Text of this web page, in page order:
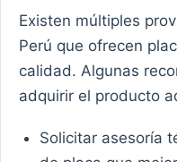
Existen múltiples
Perú que ofrecen
calidad. Algunas
adquirir el producto
Solicitar asesoría